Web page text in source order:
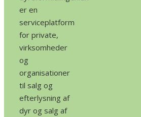
er en
serviceplatform
for private,
virksomheder
og
organisationer
til salg og
efterlysning af
dyr og salg af